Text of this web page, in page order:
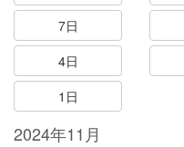
7日
4日
1日
2024年11月